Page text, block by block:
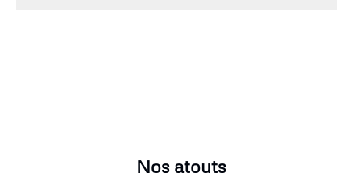
Nos atouts